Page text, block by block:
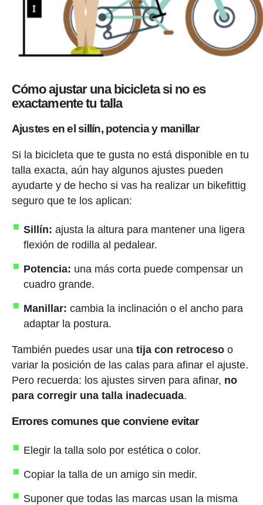
Cómo ajustar una bicicleta si no es
exactamente tu talla
Ajustes en el sillín, potencia y manillar
Si la bicicleta que te gusta no está disponible en tu
talla exacta, aún hay algunos ajustes pueden
ayudarte y de hecho si vas ha realizar un bikefittig
seguro que te los aplican:
Sillín: ajusta la altura para mantener una ligera
flexión de rodilla al pedalear.
Potencia: una más corta puede compensar un
cuadro grande.
Manillar: cambia la inclinación o el ancho para
adaptar la postura.
También puedes usar una tija con retrocesoo
variar la posición de las calas para afinar el ajuste.
Pero recuerda: los ajustes sirven para afinar, no
para corregir una talla inadecuada.
Errores comunes que conviene evitar
Elegir la talla solo por estética o color.
Copiar la talla de un amigo sin medir.
Suponer que todas las marcas usan la misma